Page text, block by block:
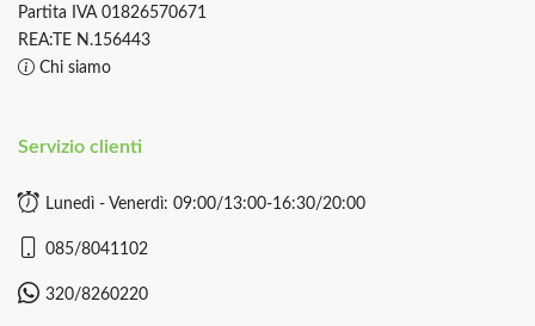
Partita IVA 01826570671
REA:TE N.156443
Chi siamo
Servizio clienti
Lunedì - Venerdì: 09:00/13:00-16:30/20:00
085/8041102
320/8260220